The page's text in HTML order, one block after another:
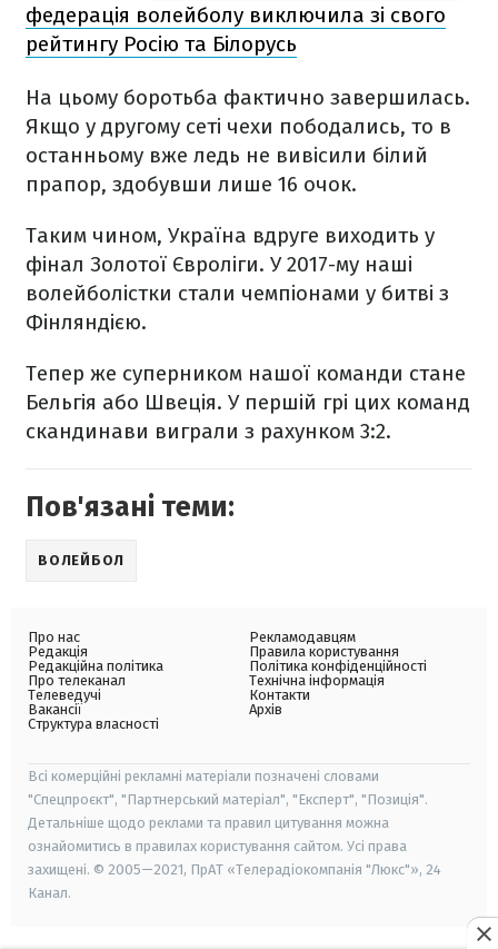
федерація волейболу виключила зі свого
рейтингу Росію та Білорусь
На цьому боротьба фактично завершилась.
Якщо у другому сеті чехи пободались, то в
останньому вже ледь не вивісили білий
прапор, здобувши лише 16 очок.
Таким чином, Україна вдруге виходить у
фінал Золотої Євроліги. У 2017-му наші
волейболістки стали чемпіонами у битві з
Фінляндією.
Тепер же суперником нашої команди стане
Бельгія або Швеція. У першій грі цих команд
скандинави виграли з рахунком 3:2.
Пов'язані теми:
ВОЛЕЙБОЛ
Про нас
Редакція
Редакційна політика
Про телеканал
Телеведучі
Вакансії
Структура власності
Рекламодавцям
Правила користування
Політика конфіденційності
Технічна інформація
Контакти
Архів
Всі комерційні рекламні матеріали позначені словами
"Спецпроєкт", "Партнерський матеріал", "Експерт", "Позиція".
Детальніше щодо реклами та правил цитування можна
ознайомитись в правилах користування сайтом. Усі права
захищені. © 2005—2021, ПрАТ «Телерадіокомпанія "Люкс"», 24
Канал.